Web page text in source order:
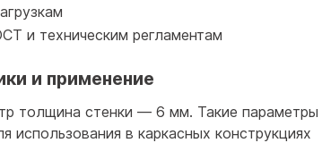
и техническим регламентам
и применение
толщина стенки — 6 мм. Такие параметры
в каркасных конструкциях